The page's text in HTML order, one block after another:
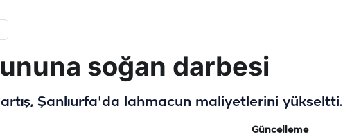
soğan darbesi
Şanlıurfa'da lahmacun maliyetlerini yükseltti.
Güncelleme